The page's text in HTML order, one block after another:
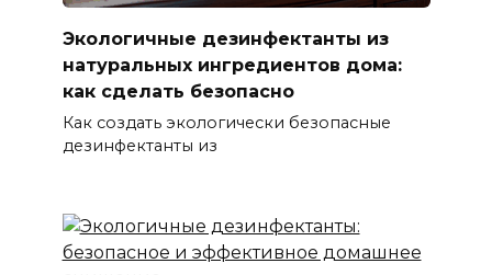
Экологичные дезинфектанты из
натуральных ингредиентов дома:
как сделать безопасно
Как создать экологически безопасные
дезинфектанты из